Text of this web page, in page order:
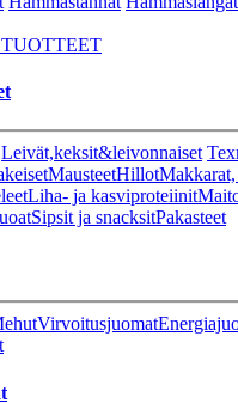
Leivät,keksit&leivonnaiset
MausteetHillot
Liha- ja kasviproteiinit
Sipsit ja snacksitPakasteet
Virvoitusjuomat